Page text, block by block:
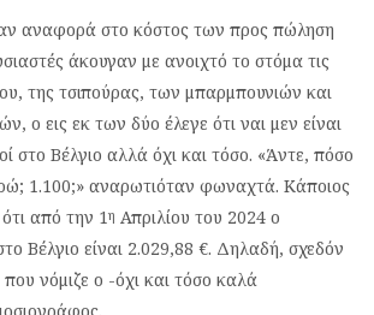
αναφορά στο κόστος των προς πώληση
άκουγαν με ανοιχτό το στόμα τις
της τσιπούρας, των μπαρμπουνιών και
ο εις εκ των δύο έλεγε ότι ναι μεν είναι
στο Βέλγιο αλλά όχι και τόσο. «Άντε, πόσο
1.100;» αναρωτιόταν φωναχτά. Κάποιος
από την 1η Απριλίου του 2024 ο
Βέλγιο είναι 2.029,88 €. Δηλαδή, σχεδόν
νόμιζε ο -όχι και τόσο καλά